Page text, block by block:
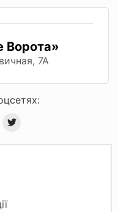
Ворота»
7А